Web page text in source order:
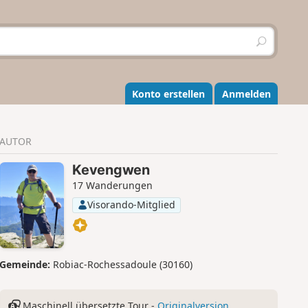
S
u
h
e
n
Konto erstellen Anmelden
AUTOR
Kevengwen
17 Wanderungen
Visorando-Mitglied
Gemeinde: Robiac-Rochessadoule (30160)
Maschinell übersetzte Tour - Originalversion